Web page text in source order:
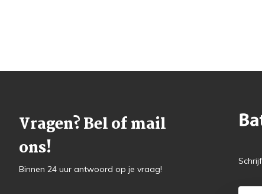
Vragen? Bel of mail
ons!
Binnen 24 uur antwoord op je vraag!